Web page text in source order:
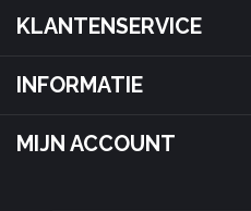
KLANTENSERVICE
INFORMATIE
MIJN ACCOUNT